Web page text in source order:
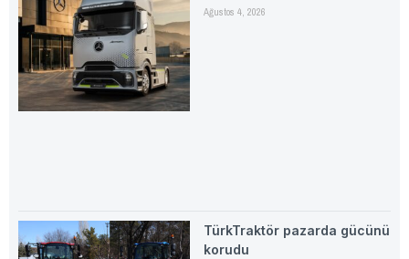
Ağustos 4, 2026
TürkTraktör pazarda gücünü
korudu